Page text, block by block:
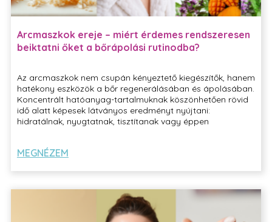
Arcmaszkok ereje – miért érdemes rendszeresen
beiktatni őket a bőrápolási rutinodba?
Az arcmaszkok nem csupán kényeztető kiegészítők, hanem
hatékony eszközök a bőr regenerálásában és ápolásában.
Koncentrált hatóanyag-tartalmuknak köszönhetően rövid
idő alatt képesek látványos eredményt nyújtani:
hidratálnak, nyugtatnak, tisztítanak vagy éppen
MEGNÉZEM